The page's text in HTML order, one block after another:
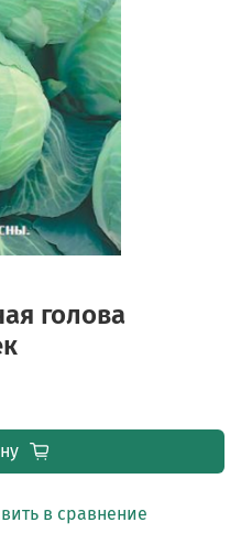
голова
в сравнение